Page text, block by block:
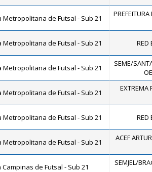
Metropolitana de Futsal - Sub 21
Metropolitana de Futsal - Sub 21 RED
Metropolitana de Futsal - Sub 21
SEME/
Metropolitana de Futsal - Sub 21 EXTREMA
Metropolitana de Futsal - Sub 21 RED
Metropolitana de Futsal - Sub 21 ACEF
Campinas de Futsal - Sub 21 SEMJEL/